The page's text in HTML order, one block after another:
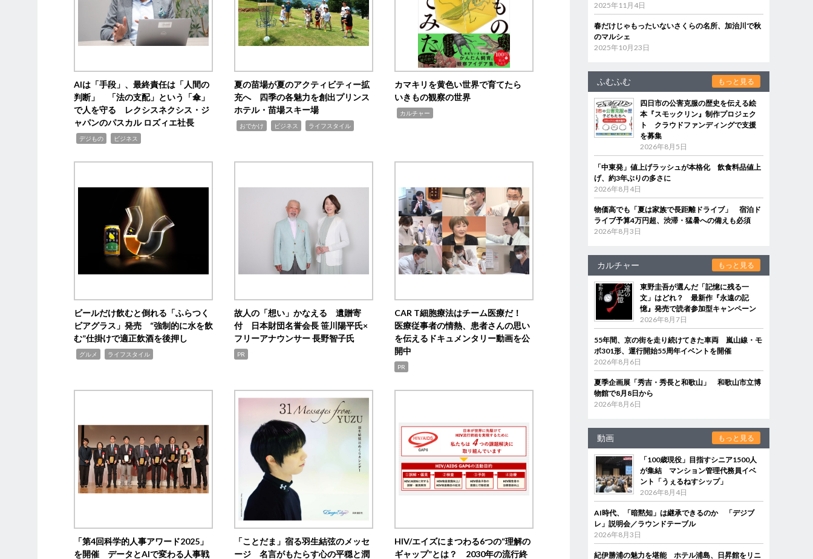
AIは「手段」、最終責任は「人間の
判断」 「法の支配」という「傘」
で人を守る レクシスネクシス・ジ
ャパンのパスカル ロズィエ社長
デジもの ビジネス
夏の苗場が夏のアクティビティー拡
充へ 四季の各魅力を創出プリンス
ホテル・苗場スキー場
おでかけ ビジネス ライフスタイル
カマキリを黄色い世界で育てたら
いきもの観察の世界
カルチャー
ビールだけ飲むと倒れる「ふらつく
ビアグラス」発売 “強制的に水を飲
む”仕掛けで適正飲酒を後押し
グルメ ライフスタイル
故人の「想い」かなえる 遺贈寄
付 日本財団名誉会長 笹川陽平氏×
フリーアナウンサー 長野智子氏
PR
CAR T細胞療法はチーム医療だ！
医療従事者の情熱、患者さんの思い
を伝えるドキュメンタリー動画を公
開中
PR
「第4回科学的人事アワード2025」
を開催 データとAIで変わる人事戦
「ことだま」宿る羽生結弦のメッセ
ージ 名言がもたらす心の平穏と潤
HIV/エイズにまつわる6つの“理解の
ギャップ”とは？ 2030年の流行終
2025年11月4日
春だけじゃもったいないさくらの名所、加治川で秋
のマルシェ
2025年10月23日
ふむふむ もっと見る
四日市の公害克服の歴史を伝える絵
本『スモックリン』制作プロジェク
ト クラウドファンディングで支援
を募集
2026年8月5日
「中東発」値上げラッシュが本格化 飲食料品値上
げ、約3年ぶりの多さに
2026年8月4日
物価高でも「夏は家族で長距離ドライブ」 宿泊ド
ライブ予算4万円超、渋滞・猛暑への備えも必須
2026年8月3日
カルチャー もっと見る
東野圭吾が選んだ「記憶に残る一
文」はどれ？ 最新作『永遠の記
憶』発売で読者参加型キャンペーン
2026年8月7日
55年間、京の街を走り続けてきた車両 嵐山線・モ
ボ301形、運行開始55周年イベントを開催
2026年8月6日
夏季企画展「秀吉・秀長と和歌山」 和歌山市立博
物館で8月8日から
2026年8月6日
動画 もっと見る
「100歳現役」目指すシニア1500人
が集結 マンション管理代務員イベ
ント「うぇるねすシップ」
2026年8月4日
AI時代、「暗黙知」は継承できるのか 「デジブ
レ」説明会／ラウンドテーブル
2026年8月3日
紀伊勝浦の魅力を堪能 ホテル浦島、日昇館をリニ